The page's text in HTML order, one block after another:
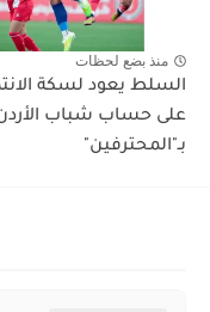
منذ بضع لحظات
السلط يعود لسكة
على حساب شباب
بـ"المحترفين"